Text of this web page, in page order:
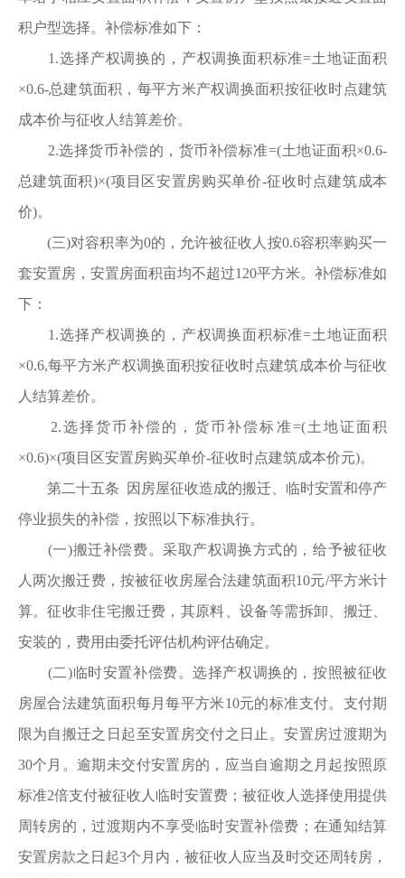
积户型选择。补偿标准如下：
1.选择产权调换的，产权调换面积标准=土地证面积
×0.6-总建筑面积，每平方米产权调换面积按征收时点建筑
成本价与征收人结算差价。
2.选择货币补偿的，货币补偿标准=(土地证面积×0.6-
总建筑面积)×(项目区安置房购买单价-征收时点建筑成本
价)。
(三)对容积率为0的，允许被征收人按0.6容积率购买一
套安置房，安置房面积亩均不超过120平方米。补偿标准如
下：
1.选择产权调换的，产权调换面积标准=土地证面积
×0.6,每平方米产权调换面积按征收时点建筑成本价与征收
人结算差价。
2.选择货币补偿的，货币补偿标准=(土地证面积
×0.6)×(项目区安置房购买单价-征收时点建筑成本价元)。
第二十五条 因房屋征收造成的搬迁、临时安置和停产
停业损失的补偿，按照以下标准执行。
(一)搬迁补偿费。采取产权调换方式的，给予被征收
人两次搬迁费，按被征收房屋合法建筑面积10元/平方米计
算。征收非住宅搬迁费，其原料、设备等需拆卸、搬迁、
安装的，费用由委托评估机构评估确定。
(二)临时安置补偿费。选择产权调换的，按照被征收
房屋合法建筑面积每月每平方米10元的标准支付。支付期
限为自搬迁之日起至安置房交付之日止。安置房过渡期为
30个月。逾期未交付安置房的，应当自逾期之月起按照原
标准2倍支付被征收人临时安置费；被征收人选择使用提供
周转房的，过渡期内不享受临时安置补偿费；在通知结算
安置房款之日起3个月内，被征收人应当及时交还周转房，